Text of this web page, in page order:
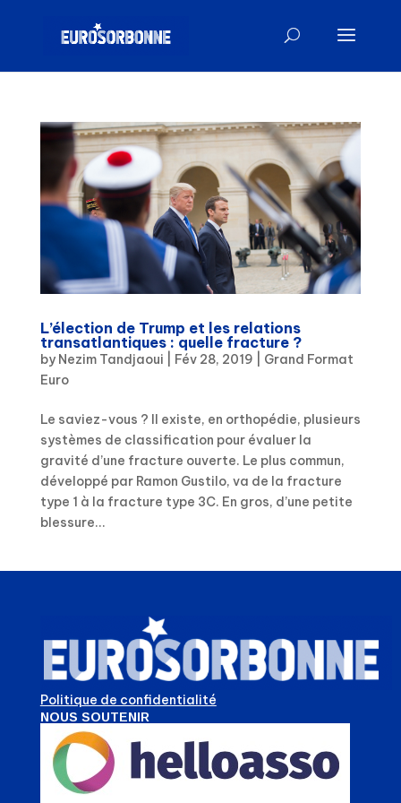
L’élection de Trump et les relations
transatlantiques : quelle fracture ?
by Nezim Tandjaoui Fév 28, 2019
Grand Format
Euro
Le saviez-vous ? Il existe, en orthopédie, plusieurs
systèmes de classification pour évaluer la
gravité d’une fracture ouverte. Le plus commun,
développé par Ramon Gustilo, va de la fracture
type 1 à la fracture type 3C. En gros, d’une petite
blessure...
Politique de confidentialité
NOUS SOUTENIR